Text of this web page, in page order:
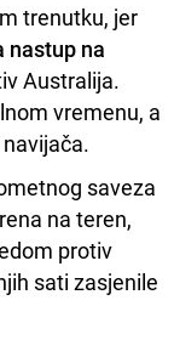
trenutku, jer
nastup na
Australija.
vremenu, a
saveza
na teren,
protiv
sati zasjenile